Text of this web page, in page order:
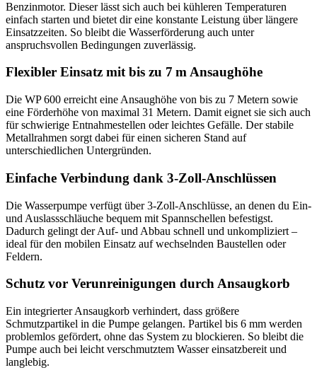
Benzinmotor. Dieser lässt sich auch bei kühleren Temperaturen
einfach starten und bietet dir eine konstante Leistung über längere
Einsatzzeiten. So bleibt die Wasserförderung auch unter
anspruchsvollen Bedingungen zuverlässig.
Flexibler Einsatz mit bis zu 7 m Ansaughöhe
Die WP 600 erreicht eine Ansaughöhe von bis zu 7 Metern sowie
eine Förderhöhe von maximal 31 Metern. Damit eignet sie sich auch
für schwierige Entnahmestellen oder leichtes Gefälle. Der stabile
Metallrahmen sorgt dabei für einen sicheren Stand auf
unterschiedlichen Untergründen.
Einfache Verbindung dank 3-Zoll-Anschlüssen
Die Wasserpumpe verfügt über 3-Zoll-Anschlüsse, an denen du Ein-
und Auslassschläuche bequem mit Spannschellen befestigst.
Dadurch gelingt der Auf- und Abbau schnell und unkompliziert –
ideal für den mobilen Einsatz auf wechselnden Baustellen oder
Feldern.
Schutz vor Verunreinigungen durch Ansaugkorb
Ein integrierter Ansaugkorb verhindert, dass größere
Schmutzpartikel in die Pumpe gelangen. Partikel bis 6 mm werden
problemlos gefördert, ohne das System zu blockieren. So bleibt die
Pumpe auch bei leicht verschmutztem Wasser einsatzbereit und
langlebig.